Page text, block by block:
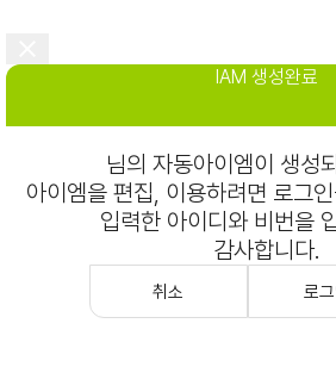
IAM 생성완료
님의 자동아이엠이 생성
아이엠을 편집, 이용하려면 로그
입력한 아이디와 비번을
감사합니다.
취소 로